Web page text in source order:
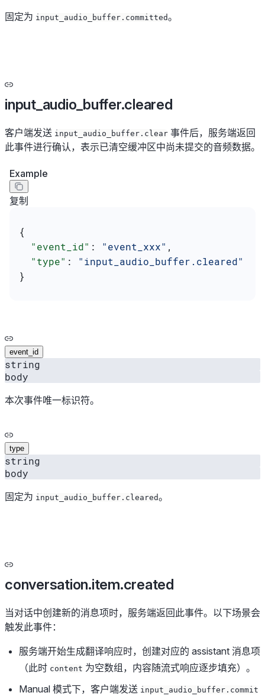
固定为 input_audio_buffer.committed。
input_audio_buffer.cleared
客户端发送 input_audio_buffer.clear 事件后，服务端返回
此事件进行确认，表示已清空缓冲区中尚未提交的音频数据。
Example
复制
{
  "event_id"
: "event_xxx" ,
  "type"
: "input_audio_buffer.cleared"
}
event_id
string
body
本次事件唯一标识符。
type
string
body
固定为 input_audio_buffer.cleared。
conversation.item.created
当对话中创建新的消息项时，服务端返回此事件。以下场景会
触发此事件：
服务端开始生成翻译响应时，创建对应的 assistant 消息项
（此时 content 为空数组，内容随流式响应逐步填充）。
Manual 模式下，客户端发送 input_audio_buffer.commit